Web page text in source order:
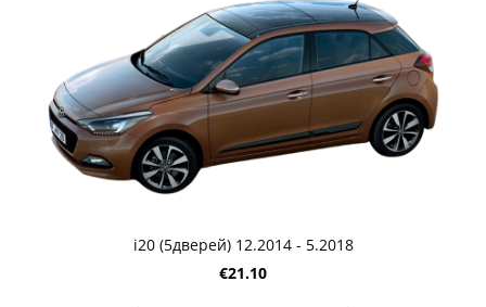
i20 (5дверей) 12.2014 - 5.2018
€21.10